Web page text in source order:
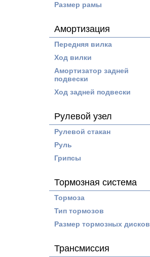
Размер рамы
Амортизация
Передняя вилка
Ход вилки
Амортизатор задней
подвески
Ход задней подвески
Рулевой узел
Рулевой стакан
Руль
Грипсы
Тормозная система
Тормоза
Тип тормозов
Размер тормозных дисков
Трансмиссия